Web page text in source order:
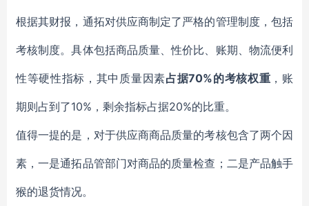
根据其财报，通拓对供应商制定了严格的管理制度，包括
考核制度。具体包括商品质量、性价比、账期、物流便利
性等硬性指标，其中质量因素占据70%的考核权重 ，账
期则占到了10%，剩余指标占据20%的比重。
值得一提的是，对于供应商商品质量的考核包含了两个因
素，一是通拓品管部门对商品的质量检查；二是产品触手
猴的退货情况。